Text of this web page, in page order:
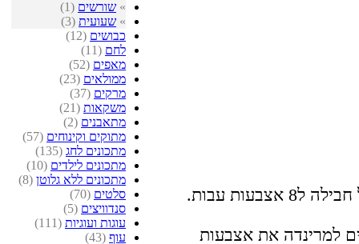
» שורשים (1)
» שעועית (3)
כבושים (12)
לחם (11)
מאפים (52)
ממולאים (23)
מרקים (37)
משקאות (21)
מתאבנים (2)
מתוקים וקינוחים (57)
מתכונים לחג (135)
מתכונים לילדים (10)
מתכונים ללא גלוטן (8)
סלטים (70)
סנדוויצים (5)
עוגות ועוגיות (111)
עוף (43)
מייבשים את קוביות הטופו ופורסים כל חבילה ל8 אצבעות עבות.
למרינדה את אצבעות